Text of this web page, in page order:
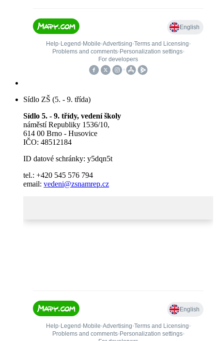
Sídlo ZŠ (5. - 9. třída)
Sídlo 5. - 9. třídy, vedení školy
náměstí Republiky 1536/10,
614 00 Brno - Husovice
IČO: 48512184
ID datové schránky: y5dqn5t
tel.: +420 545 576 794
email: vedeni@zsnamrep.cz